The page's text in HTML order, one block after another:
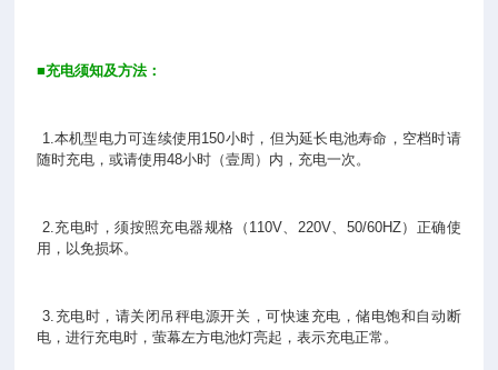
■充电须知及方法：
1.本机型电力可连续使用150小时，但为延长电池寿命，空档时请
随时充电，或请使用48小时（壹周）内，充电一次。
2.充电时，须按照充电器规格（110V、220V、50/60HZ）正确使
用，以免损坏。
3.充电时，请关闭吊秤电源开关，可快速充电，储电饱和自动断
电，进行充电时，萤幕左方电池灯亮起，表示充电正常。